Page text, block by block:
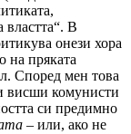
властта“. В
онези хора
на пряката
Според мен това
висши комунисти
си предимно
– или, ако не